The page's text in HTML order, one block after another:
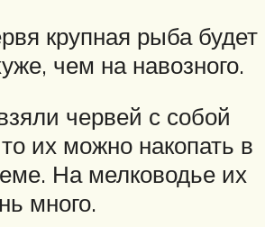
крупная рыба будет
чем на навозного.
червей с собой
их можно накопать в
На мелководье их
много.